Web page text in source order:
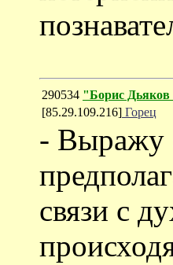
290534 "Борис
[85.29.109.216] Горец
- Выражу
связи с